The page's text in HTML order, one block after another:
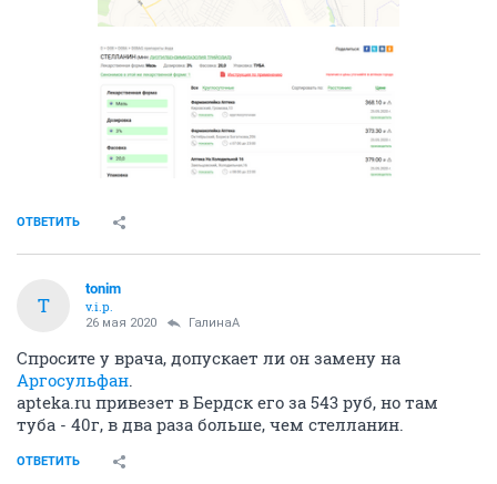
ОТВЕТИТЬ
T
tonim
v.i.p.
26 мая 2020 ГалинаА
Спросите у врача, допускает ли он замену на
Аргосульфан.
apteka.ru привезет в Бердск его за 543 руб, но там
туба - 40г, в два раза больше, чем стелланин.
ОТВЕТИТЬ